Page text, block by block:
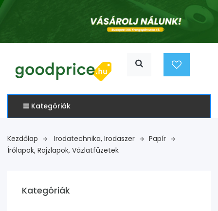
Kategóriák
Kezdőlap Irodatechnika, Irodaszer
Papír
Írólapok, Rajzlapok, Vázlatfüzetek
Kategóriák